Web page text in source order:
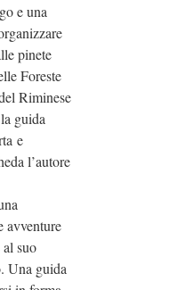
e una
pinete
Foreste
Riminese
guida
e
l’autore
avventure
suo
Una guida